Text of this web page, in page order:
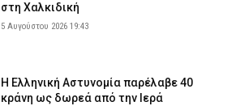
στη Χαλκιδική
5 Αυγούστου 2026 19:43
Η Ελληνική Αστυνομία παρέλαβε 40
κράνη ως δωρεά από την Ιερά